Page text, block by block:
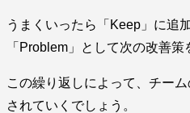
うまくいったら「Keep」に追
「Problem」として次の改善策
この繰り返しによって、チー
されていくでしょう。